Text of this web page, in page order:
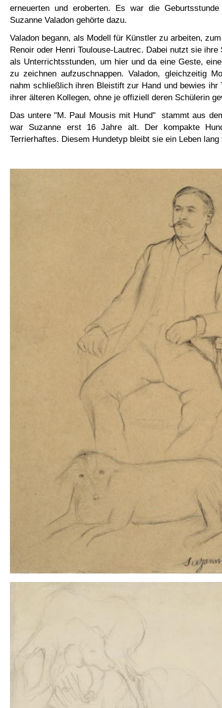
erneuerten und eroberten. Es war die
Suzanne Valadon gehörte dazu.
Valadon begann, als Modell für Künstler zu arbeiten,
Renoir oder Henri Toulouse-Lautrec. Dabei nutzt sie ihre
als Unterrichtsstunden, um hier und da eine Geste,
zu zeichnen aufzuschnappen. Valadon, gleichzeitig
nahm schließlich ihren Bleistift zur Hand und bewies ihr
ihrer älteren Kollegen, ohne je offiziell deren Schülerin
Das untere "M. Paul Mousis mit Hund" stammt aus
war Suzanne erst 16 Jahre alt. Der kompakte
Terrierhaftes. Diesem Hundetyp bleibt sie ein Leben lang